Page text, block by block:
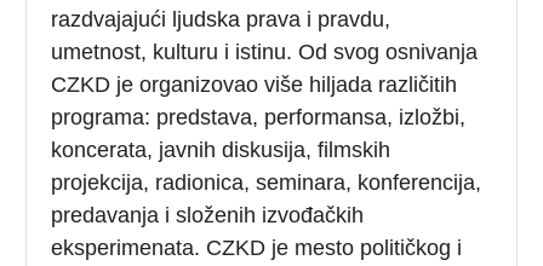
razdvajajući ljudska prava i pravdu,
umetnost, kulturu i istinu. Od svog osnivanja
CZKD je organizovao više hiljada različitih
programa: predstava, performansa, izložbi,
koncerata, javnih diskusija, filmskih
projekcija, radionica, seminara, konferencija,
predavanja i složenih izvođačkih
eksperimenata. CZKD je mesto političkog i